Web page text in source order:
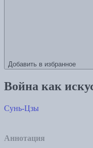
Добавить в избранное
Война как
Сунь-Цзы
Аннотация